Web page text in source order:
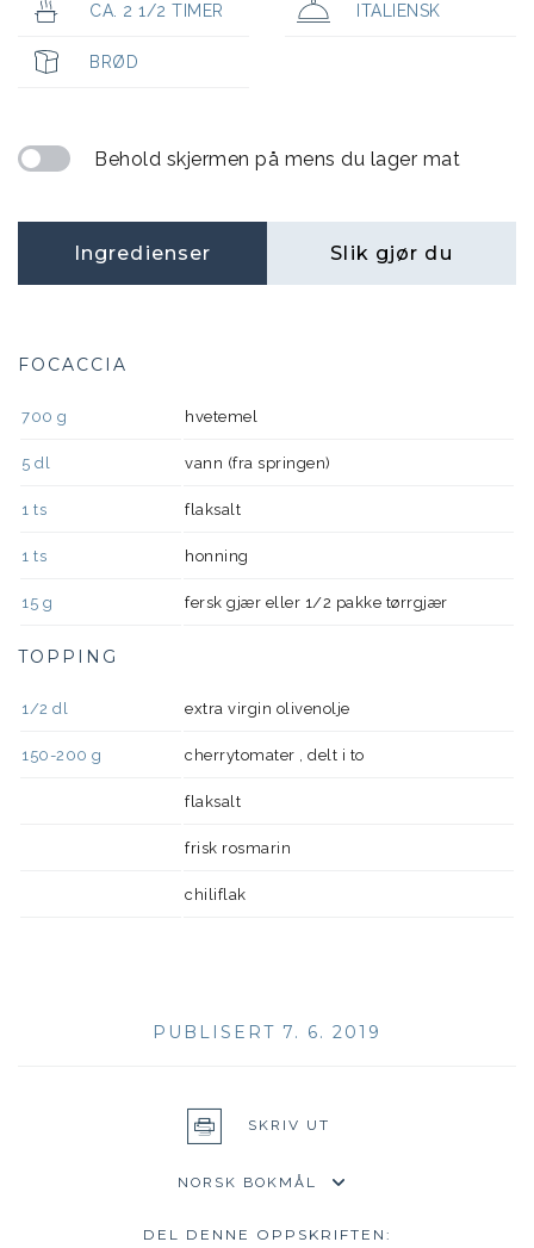
CA. 2 1/2 TIMER ITALIENSK
BRØD
Behold skjermen på mens du lager mat
Ingredienser Slik gjør du
FOCACCIA
700 g hvetemel
5 dl vann (fra springen)
1 ts flaksalt
1 ts honning
15 g fersk gjær eller 1/2 pakke tørrgjær
TOPPING
1/2 dl extra virgin olivenolje
150-200 g cherrytomater , delt i to
flaksalt
frisk rosmarin
chiliflak
PUBLISERT 7. 6. 2019
SKRIV UT
DEL DENNE OPPSKRIFTEN: